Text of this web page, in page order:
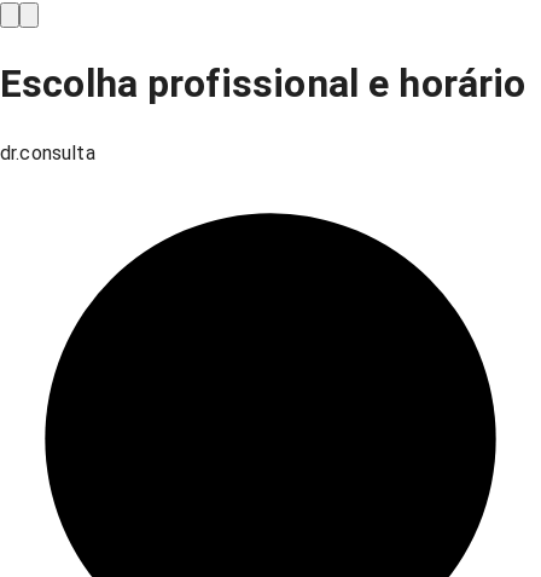
Escolha profissional e horário
dr.consulta